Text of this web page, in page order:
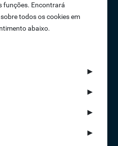
funções. Encontrará
todos os cookies em
abaixo.
▶
▶
▶
▶